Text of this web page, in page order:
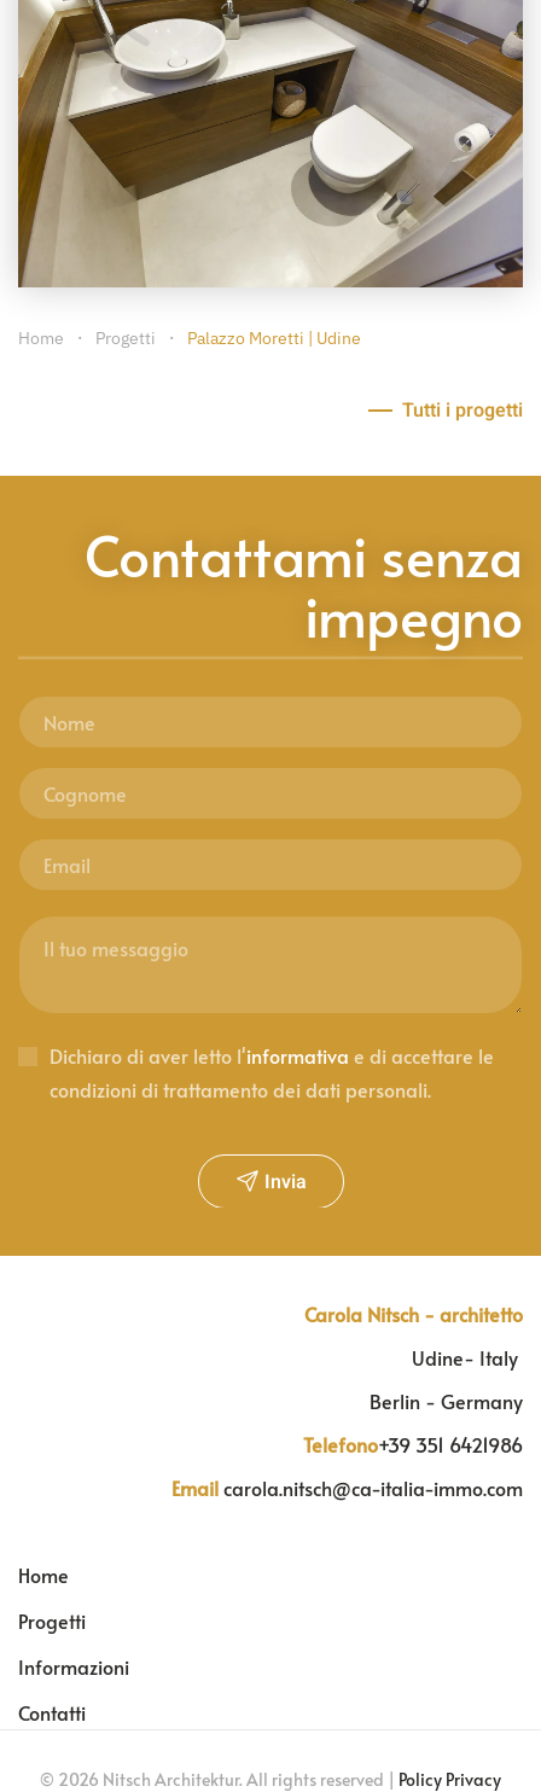
Home Progetti Palazzo Moretti | Udine
Tutti i progetti
Contattami senza
impegno
Dichiaro di aver letto l'informativa e di accettare le
condizioni di trattamento dei dati personali.
Invia
Carola Nitsch - architetto
Udine- Italy
Berlin - Germany
Telefono+39 351 6421986
Emailcarola.nitsch@ca-italia-immo.com
Home
Progetti
Informazioni
Contatti
© 2026 Nitsch Architektur. All rights reserved | Policy Privacy